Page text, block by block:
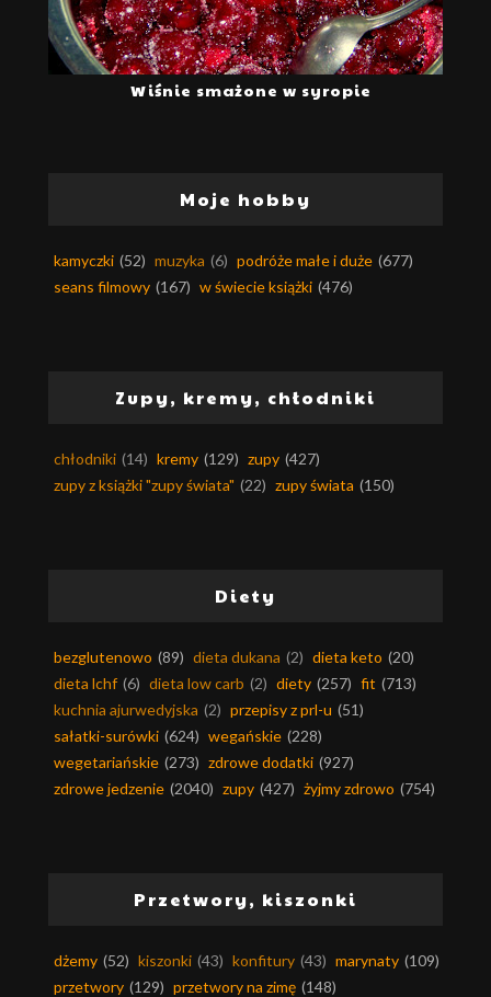
Wiśnie smażone w syropie
Moje hobby
kamyczki (52) muzyka (6) podróże małe i duże (677)
seans filmowy (167) w świecie książki (476)
Zupy, kremy, chłodniki
chłodniki (14) kremy (129) zupy (427)
zupy z książki "zupy świata" (22) zupy świata (150)
Diety
bezglutenowo (89) dieta dukana (2) dieta keto (20)
dieta lchf (6) dieta low carb (2) diety (257) fit (713)
kuchnia ajurwedyjska (2) przepisy z prl-u (51)
sałatki-surówki (624) wegańskie (228)
wegetariańskie (273) zdrowe dodatki (927)
zdrowe jedzenie (2040) zupy (427) żyjmy zdrowo (754)
Przetwory, kiszonki
dżemy (52) kiszonki (43) konfitury (43) marynaty (109)
przetwory (129) przetwory na zimę (148)